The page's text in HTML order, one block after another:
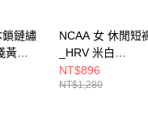
鏈繡
黃
NCAA 女 休閒短
_HRV 米白
7522150201
NT$896
NT$1,280